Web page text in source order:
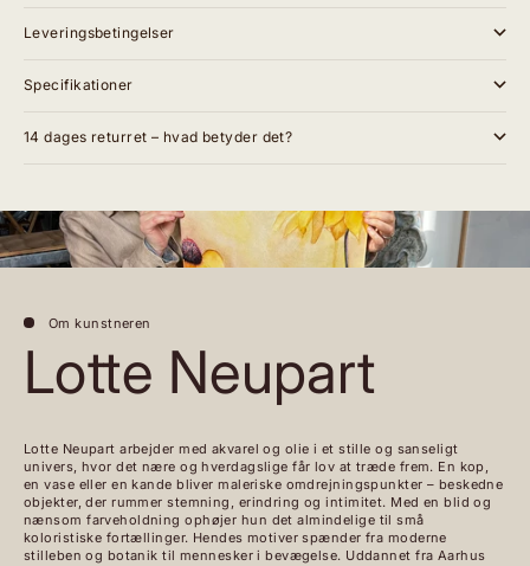
Leveringsbetingelser
Specifikationer
14 dages returret – hvad betyder det?
Om kunstneren
Lotte Neupart
Lotte Neupart arbejder med akvarel og olie i et stille og sanseligt
univers, hvor det nære og hverdagslige får lov at træde frem. En kop,
en vase eller en kande bliver maleriske omdrejningspunkter – beskedne
objekter, der rummer stemning, erindring og intimitet. Med en blid og
nænsom farveholdning ophøjer hun det almindelige til små
koloristiske fortællinger. Hendes motiver spænder fra moderne
stilleben og botanik til mennesker i bevægelse. Uddannet fra Aarhus